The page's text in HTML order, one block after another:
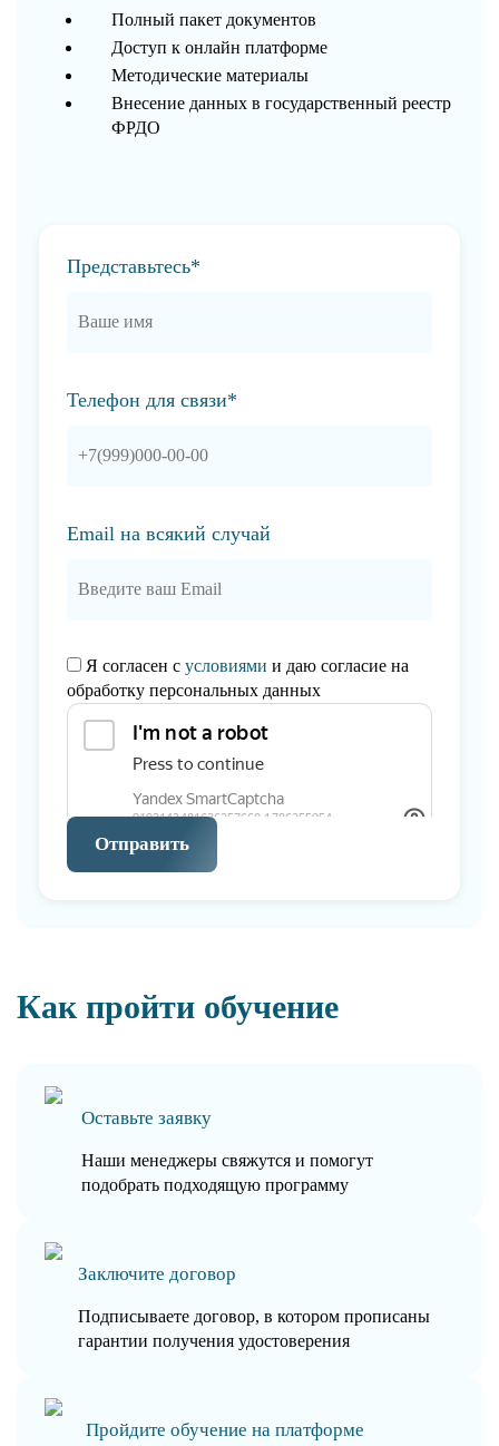
Полный пакет документов
Доступ к онлайн платформе
Методические материалы
Внесение данных в государственный реестр
ФРДО
Представьтесь*
Телефон для связи*
Email на всякий случай
Я согласен с условиями и даю согласие на
обработку персональных данных
Отправить
Как пройти обучение
Оставьте заявку
Наши менеджеры свяжутся и помогут
подобрать подходящую программу
Заключите договор
Подписываете договор, в котором прописаны
гарантии получения удостоверения
Пройдите обучение на платформе